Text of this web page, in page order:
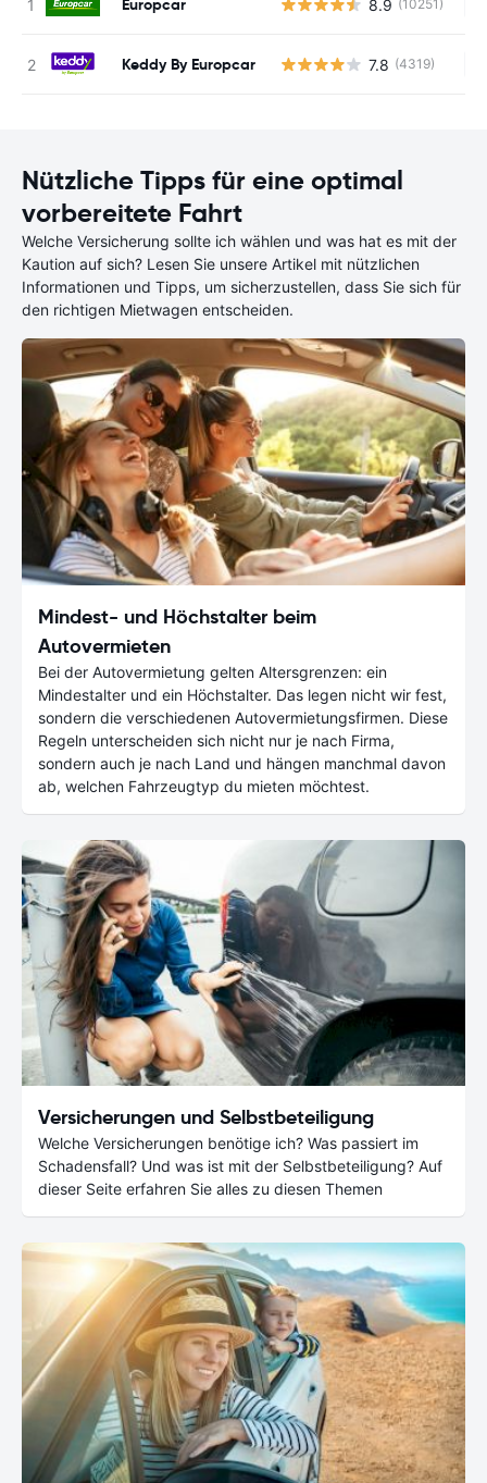
8.9 (10251)
Keddy By Europcar 7.8 (4319)
Nützliche Tipps für eine optimal
vorbereitete Fahrt
Welche Versicherung sollte ich wählen und was hat es mit der
Kaution auf sich? Lesen Sie unsere Artikel mit nützlichen
Informationen und Tipps, um sicherzustellen, dass Sie sich für
den richtigen Mietwagen entscheiden.
Mindest- und Höchstalter beim
Autovermieten
Bei der Autovermietung gelten Altersgrenzen: ein
Mindestalter und ein Höchstalter. Das legen nicht wir fest,
sondern die verschiedenen Autovermietungsfirmen. Diese
Regeln unterscheiden sich nicht nur je nach Firma,
sondern auch je nach Land und hängen manchmal davon
ab, welchen Fahrzeugtyp du mieten möchtest.
Versicherungen und Selbstbeteiligung
Welche Versicherungen benötige ich? Was passiert im
Schadensfall? Und was ist mit der Selbstbeteiligung? Auf
dieser Seite erfahren Sie alles zu diesen Themen